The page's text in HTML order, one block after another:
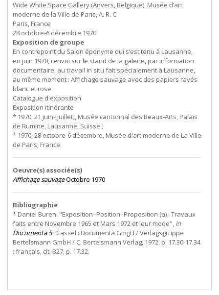
Wide White Space Gallery (Anvers, Belgique), Musée d’art
moderne de la Ville de Paris, A. R. C.
Paris, France
28 octobre-6 décembre 1970
Exposition de groupe
En contrepoint du Salon éponyme qui s’est tenu à Lausanne,
en juin 1970, renvoi sur le stand de la galerie, par information
documentaire, au travail in situ fait spécialement à Lausanne,
au même moment : Affichage sauvage avec des papiers rayés
blanc et rose.
Catalogue d'exposition
Exposition itinérante
* 1970, 21 juin-[juillet], Musée cantonnal des Beaux-Arts, Palais
de Rumine, Lausanne, Suisse ;
* 1970, 28 octobre-6 décembre, Musée d'art moderne de La Ville
de Paris, France.
Oeuvre(s) associée(s)
Affichage sauvageOctobre 1970
Bibliographie
* Daniel Buren: "Exposition–Position–Proposition (a) : Travaux
faits entre Novembre 1965 et Mars 1972 et leur mode", in
Documenta 5, Cassel : Documenta GmgH / Verlagsgruppe
Bertelsmann GmbH / C. Bertelsmann Verlag, 1972, p. 17.30-17.34
: français, cit. B27, p. 17.32.